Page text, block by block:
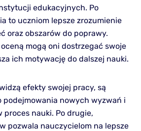
edukacyjnych. Po
to uczniom lepsze zrozumienie
oraz obszarów do poprawy.
mogą oni dostrzegać swoje
ich motywację do dalszej nauki.
efekty swojej pracy, są
podejmowania nowych wyzwań i
proces nauki. Po drugie,
pozwala nauczycielom na lepsze